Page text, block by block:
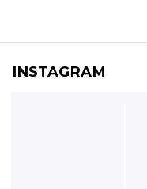
INSTAGRAM